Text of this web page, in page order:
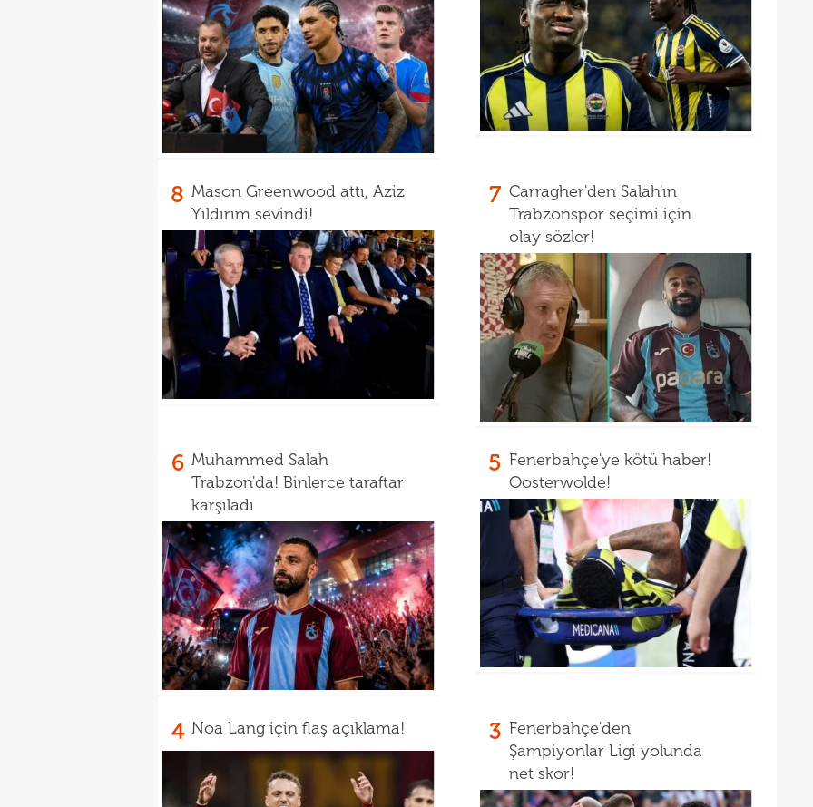
8 Mason Greenwood attı, Aziz
Yıldırım sevindi!
7 Carragher'den Salah'ın
Trabzonspor seçimi için
olay sözler!
6 Muhammed Salah
Trabzon'da! Binlerce taraftar
karşıladı
5 Fenerbahçe'ye kötü haber!
Oosterwolde!
4 Noa Lang için flaş açıklama! 3 Fenerbahçe'den
Şampiyonlar Ligi yolunda
net skor!